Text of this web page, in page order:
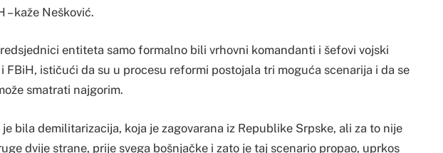
– kaže Nešković.
entiteta samo formalno bili vrhovni komandanti i šefovi vojski
FBiH, ističući da su u procesu reformi postojala tri moguća scenarija i da se
smatrati najgorim.
bila demilitarizacija, koja je zagovarana iz Republike Srpske, ali za to nije
dvije strane, prije svega bošnjačke i zato je taj scenario propao, uprkos